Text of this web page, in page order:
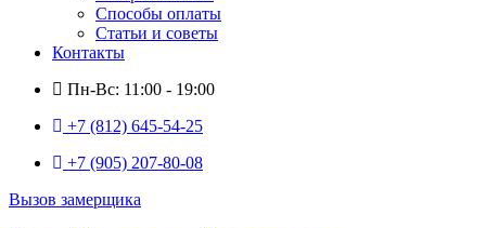
Способы оплаты
Статьи и советы
Контакты
Пн-Вс: 11:00 - 19:00
+7 (812) 645-54-25
+7 (905) 207-80-08
Вызов замерщика